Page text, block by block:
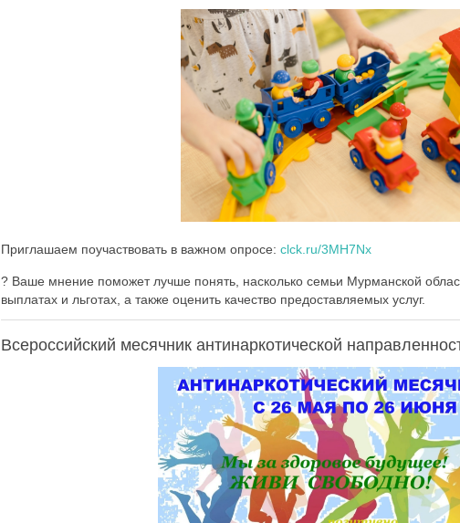
Приглашаем поучаствовать в важном опросе: clck.ru/3MH7Nx
? Ваше мнение поможет лучше понять, насколько семьи Мурманской
выплатах и льготах, а также оценить качество предоставляемых услуг.
Всероссийский месячник антинаркотической